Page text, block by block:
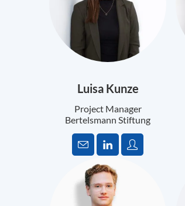
Luisa Kunze
Project Manager
Bertelsmann Stiftung